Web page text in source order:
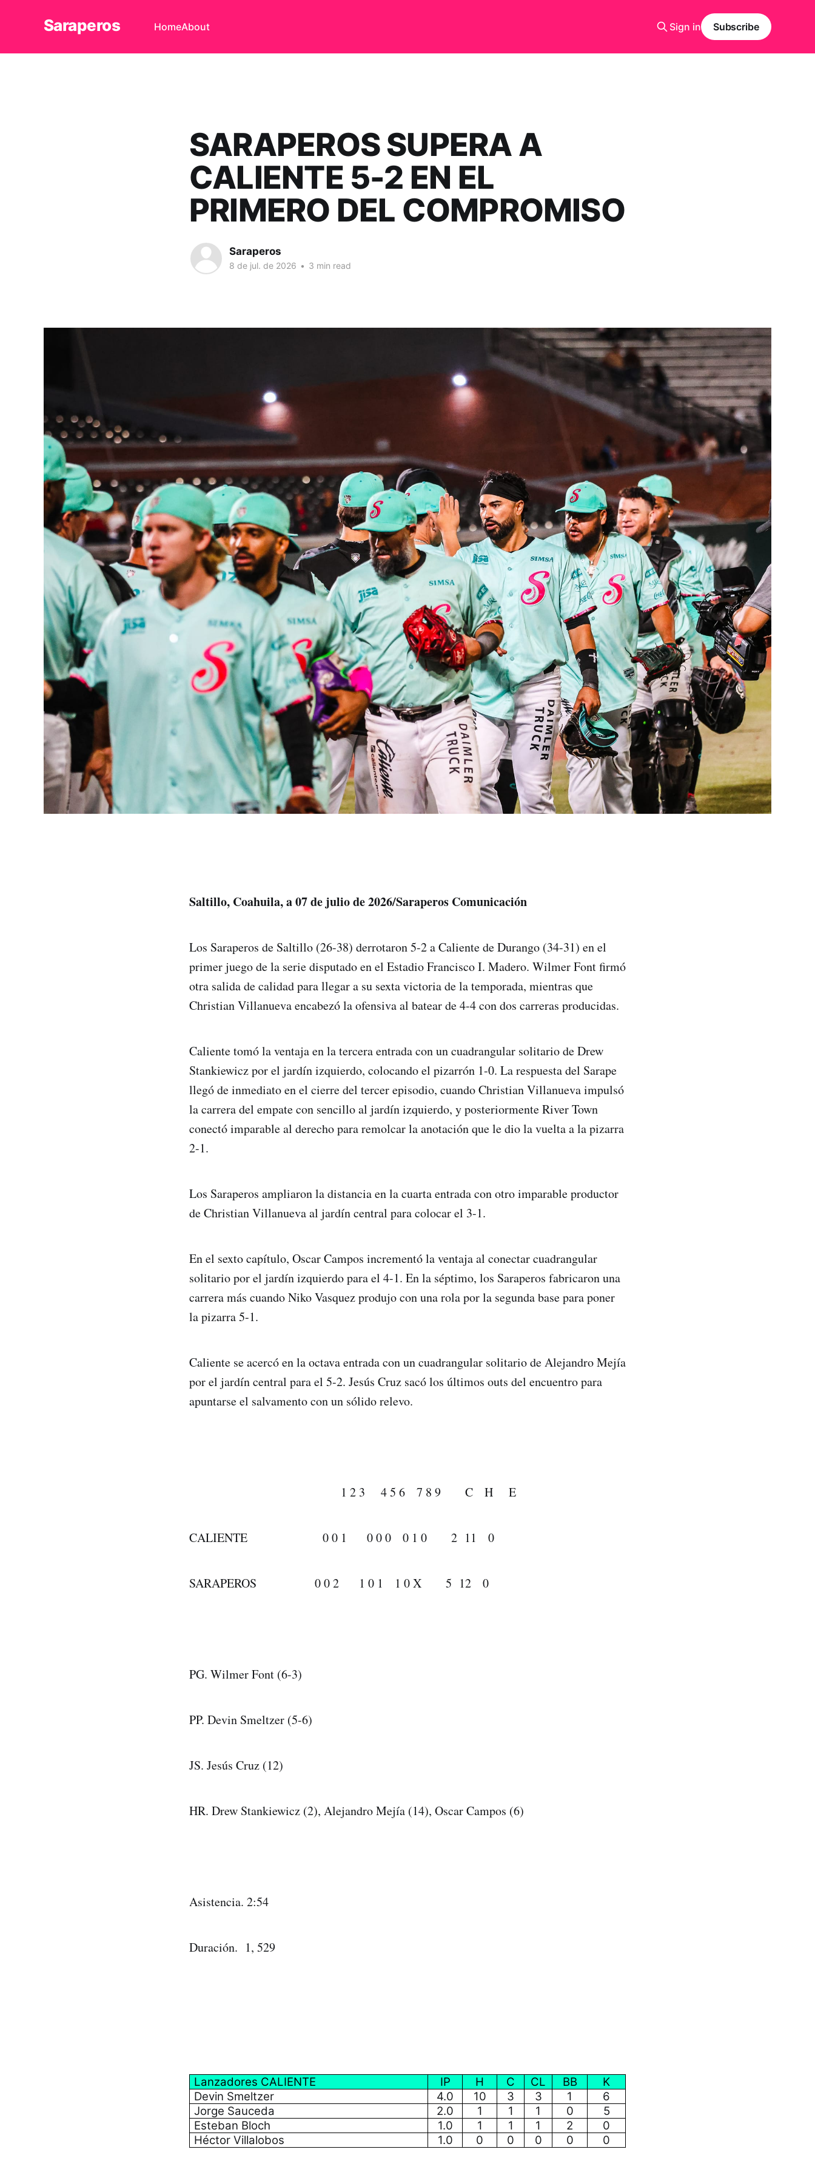
Saraperos HomeAbout Sign in Subscribe
SARAPEROS SUPERA A
CALIENTE 5-2 EN EL
PRIMERO DEL COMPROMISO
Saraperos
8 de jul. de 2026 • 3 min read
Saltillo, Coahuila, a 07 de julio de 2026/Saraperos Comunicación
Los Saraperos de Saltillo (26-38) derrotaron 5-2 a Caliente de Durango (34-31) en el
primer juego de la serie disputado en el Estadio Francisco I. Madero. Wilmer Font firmó
otra salida de calidad para llegar a su sexta victoria de la temporada, mientras que
Christian Villanueva encabezó la ofensiva al batear de 4-4 con dos carreras producidas.
Caliente tomó la ventaja en la tercera entrada con un cuadrangular solitario de Drew
Stankiewicz por el jardín izquierdo, colocando el pizarrón 1-0. La respuesta del Sarape
llegó de inmediato en el cierre del tercer episodio, cuando Christian Villanueva impulsó
la carrera del empate con sencillo al jardín izquierdo, y posteriormente River Town
conectó imparable al derecho para remolcar la anotación que le dio la vuelta a la pizarra
2-1.
Los Saraperos ampliaron la distancia en la cuarta entrada con otro imparable productor
de Christian Villanueva al jardín central para colocar el 3-1.
En el sexto capítulo, Oscar Campos incrementó la ventaja al conectar cuadrangular
solitario por el jardín izquierdo para el 4-1. En la séptimo, los Saraperos fabricaron una
carrera más cuando Niko Vasquez produjo con una rola por la segunda base para poner
la pizarra 5-1.
Caliente se acercó en la octava entrada con un cuadrangular solitario de Alejandro Mejía
por el jardín central para el 5-2. Jesús Cruz sacó los últimos outs del encuentro para
apuntarse el salvamento con un sólido relevo.
1 2 3 4 5 6 7 8 9 C H E
CALIENTE 0 0 1 0 0 0 0 1 0 2 11 0
SARAPEROS 0 0 2 1 0 1 1 0 X 5 12 0
PG. Wilmer Font (6-3)
PP. Devin Smeltzer (5-6)
JS. Jesús Cruz (12)
HR. Drew Stankiewicz (2), Alejandro Mejía (14), Oscar Campos (6)
Asistencia. 2:54
Duración. 1, 529
Lanzadores CALIENTE IP H C CL BB
K
Devin Smeltzer
4.0 10 3 3 1
6
Jorge Sauceda
2.0 1 1 1 0
5
Esteban Bloch
1.0 1 1 1 2
0
Héctor Villalobos
1.0 0 0 0 0 0